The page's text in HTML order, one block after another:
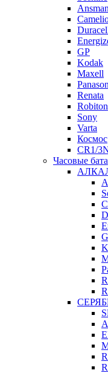
GP
Kodak
Maxell
Renata
Robiton
Sony
Varta
Космос
CR1/
Часовые